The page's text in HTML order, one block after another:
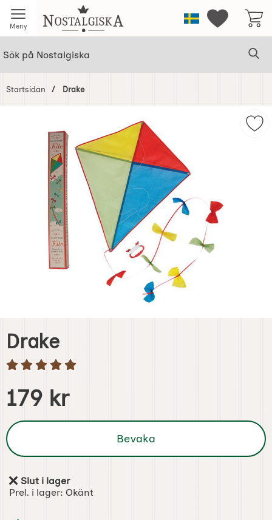
Meny Startsidan för NostalgiskaSverigeMina
Startsidan Drake
Drake
Handla denna produkt Drake
pris
179 kr
Bevaka
Tillgänglighet:
Slut i lager
Prel. i lager: Okänt